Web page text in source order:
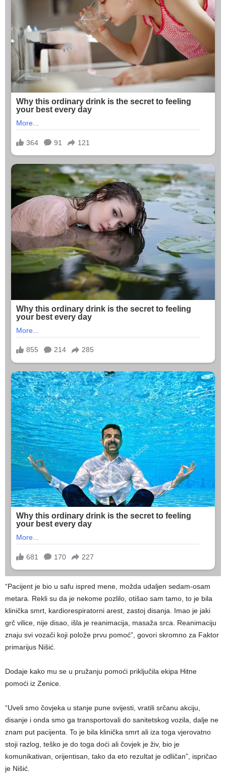
“Pacijent je bio u safu ispred mene, možda udaljen sedam-osam
metara. Rekli su da je nekome pozlilo, otišao sam tamo, to je bila
klinička smrt, kardiorespiratorni arest, zastoj disanja. Imao je jaki
grč vilice, nije disao, išla je reanimacija, masaža srca. Reanimaciju
znaju svi vozači koji polože prvu pomoć”, govori skromno za Faktor
primarijus Nišić.
Dodaje kako mu se u pružanju pomoći priključila ekipa Hitne
pomoći iz Zenice.
“Uveli smo čovjeka u stanje pune svijesti, vratili srčanu akciju,
disanje i onda smo ga transportovali do sanitetskog vozila, dalje ne
znam put pacijenta. To je bila klinička smrt ali iza toga vjerovatno
stoji razlog, teško je do toga doći ali čovjek je živ, bio je
komunikativan, orijentisan, tako da eto rezultat je odličan”, ispričao
je Nišić.